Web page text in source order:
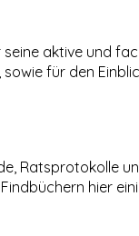
aktive und
für den
Ratsprotokolle
hier